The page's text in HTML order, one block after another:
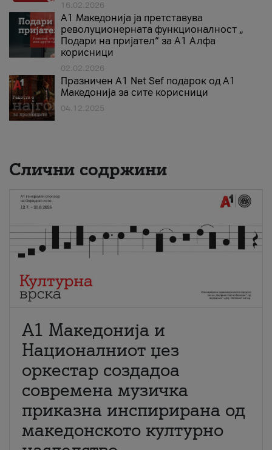
16.02.2026
А1 Македонија ја претставува
револуционерната функционалност „
Подари на пријател“ за А1 Алфа
корисници
02.02.2026
Празничен A1 Net Sеf подарок од А1
Македонија за сите корисници
04.12.2025
Слични содржини
А1 Македонија и
Националниот џез
оркестар создадоа
современа музичка
приказна инспирирана од
македонското културно